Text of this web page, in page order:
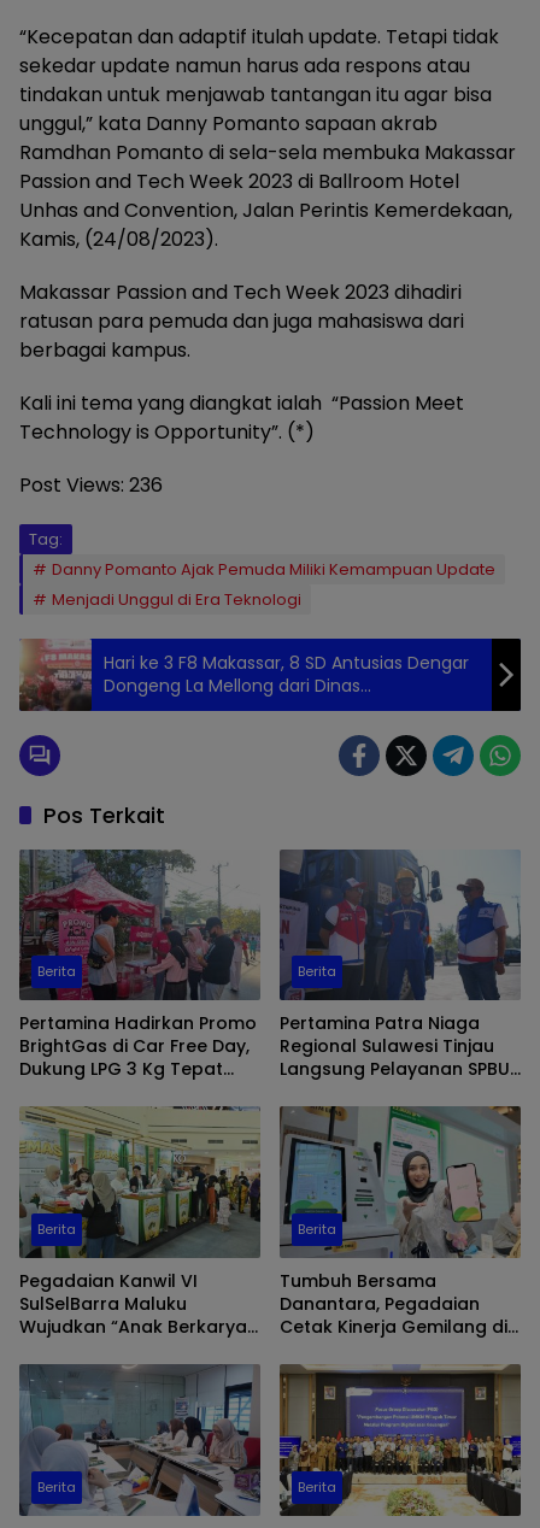
“Kecepatan dan adaptif itulah update. Tetapi tidak
sekedar update namun harus ada respons atau
tindakan untuk menjawab tantangan itu agar bisa
unggul,” kata Danny Pomanto sapaan akrab
Ramdhan Pomanto di sela-sela membuka Makassar
Passion and Tech Week 2023 di Ballroom Hotel
Unhas and Convention, Jalan Perintis Kemerdekaan,
Kamis, (24/08/2023).
Makassar Passion and Tech Week 2023 dihadiri
ratusan para pemuda dan juga mahasiswa dari
berbagai kampus.
Kali ini tema yang diangkat ialah “Passion Meet
Technology is Opportunity”. (*)
Post Views: 236
Tag:
Danny Pomanto Ajak Pemuda Miliki Kemampuan Update
Menjadi Unggul di Era Teknologi
Hari ke 3 F8 Makassar, 8 SD Antusias Dengar
Dongeng La Mellong dari Dinas
Perpustakaan
Pos Terkait
Berita
Pertamina Hadirkan Promo
BrightGas di Car Free Day,
Dukung LPG 3 Kg Tepat
Berita
Pertamina Patra Niaga
Regional Sulawesi Tinjau
Langsung Pelayanan SPBU
Distribusi Biosolar Berjalan
Optimal
Berita
Pegadaian Kanwil VI
SulSelBarra Maluku
Wujudkan “Anak Berkarya,
Pameran UMKM dan Bazar
Emas
Berita
Tumbuh Bersama
Danantara, Pegadaian
Cetak Kinerja Gemilang di
Berita Berita